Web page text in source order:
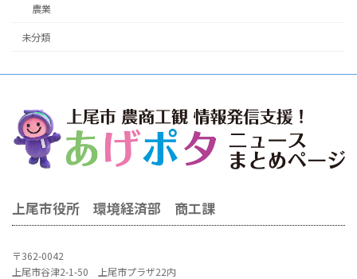
農業
未分類
上尾市役所 環境経済部 商工課
〒362-0042
上尾市谷津2-1-50 上尾市プラザ22内